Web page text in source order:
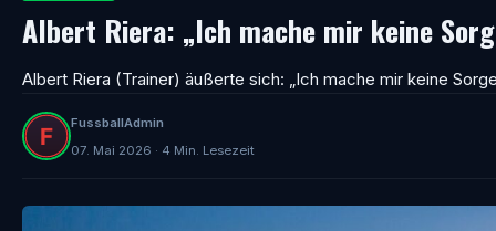
Albert Riera: „Ich mache mir keine
Albert Riera (Trainer) äußerte sich: „Ich mache mir keine
FussballAdmin
07. Mai 2026 · 4 Min. Lesezeit